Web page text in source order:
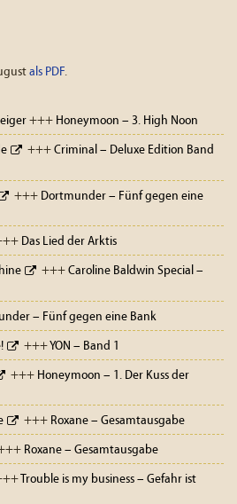
als PDF.
+++ Honeymoon – 3. High Noon
+++ Criminal – Deluxe Edition Band
+++ Dortmunder – Fünf gegen eine
Das Lied der Arktis
+++ Caroline Baldwin Special –
– Fünf gegen eine Bank
+++ YON – Band 1
+++ Honeymoon – 1. Der Kuss der
+++ Roxane – Gesamtausgabe
Roxane – Gesamtausgabe
Trouble is my business – Gefahr ist